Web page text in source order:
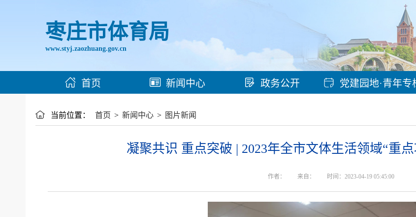
枣庄市体育局
www.styj.zaozhuang.gov.cn
首页 新闻中心 政务公开 党建园地·青年专
当前位置： 首页 > 新闻中心 > 图片新闻
凝聚共识 重点突破 | 2023年全市文体生活领域“重
作者： 来自： 时间：2023-04-19 05:45:00